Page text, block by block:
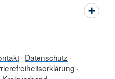
Datenschutz